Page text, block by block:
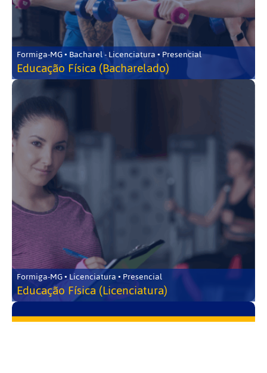
Formiga-MG • Bacharel - Licenciatura • Presencial
Educação Física (Bacharelado)
Formiga-MG • Licenciatura • Presencial
Educação Física (Licenciatura)